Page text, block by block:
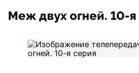
Меж двух огней. 10-я